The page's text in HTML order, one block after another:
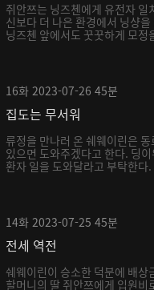
쥐안쯔는 닝즈첸에게 유전자
신보다 더 나은 환경에서 닝샹
닝즈첸 앞에서도 꿋꿋하게 모
16화 2023-07-26 45분
집도는 무서워
류정을 만나러 온 쉐웨이린은
있으면 도와주겠다고 한다. 딩
환자 일을 도와달라고 부탁한
14화 2023-07-25 45분
전세 역전
쉐웨이린이 승소한 덕분에 배상
할머니의 딸 쥐안쯔에게 입원비